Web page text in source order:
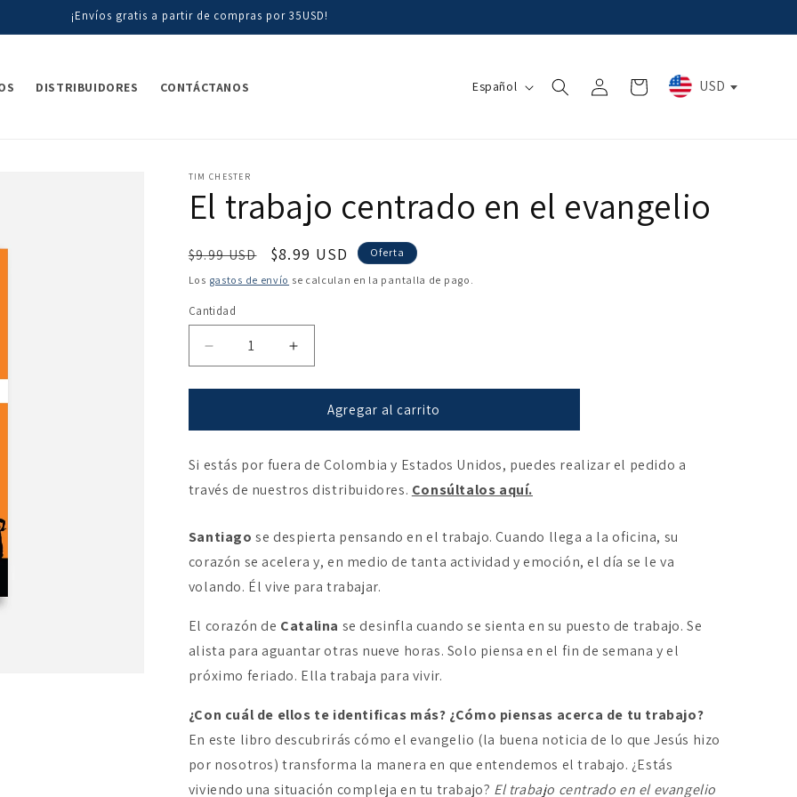
¡Envíos gratis a partir de compras por 35USD!
DISTRIBUIDORES CONTÁCTANOS
a
Español
sesión
Carrito USD
TIM CHESTER
El trabajo centrado en el evangelio
Precio
habitual
$9.99 USD
Precio
de
$8.99 USD Oferta
Los gastos de envío se calculan en la pantalla de pago.
Cantidad
Reducir
cantidad
para
trabajo
en
el
Aumentar
cantidad
para
trabajo
en
el
Agregar al carrito
Si estás por fuera de Colombia y Estados Unidos, puedes realizar el pedido a
través de nuestros distribuidores. Consúltalos aquí.
Santiago se despierta pensando en el trabajo. Cuando llega a la oficina, su
corazón se acelera y, en medio de tanta actividad y emoción, el día se le va
volando. Él vive para trabajar.
El corazón de Catalina se desinfla cuando se sienta en su puesto de trabajo. Se
alista para aguantar otras nueve horas. Solo piensa en el fin de semana y el
próximo feriado. Ella trabaja para vivir.
¿Con cuál de ellos te identificas más? ¿Cómo piensas acerca de tu trabajo?
En este libro descubrirás cómo el evangelio (la buena noticia de lo que Jesús hizo
por nosotros) transforma la manera en que entendemos el trabajo. ¿Estás
viviendo una situación compleja en tu trabajo? El trabajo centrado en el evangelio